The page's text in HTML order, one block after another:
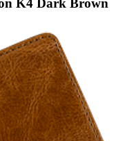
K4 Dark Brown